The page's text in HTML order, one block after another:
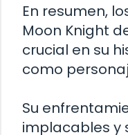
En resumen,
Moon Knight
crucial en su
como
Su
implacables y